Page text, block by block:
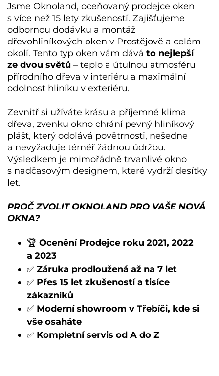
Jsme Oknoland, oceňovaný prodejce oken
s více než 15 lety zkušeností. Zajišťujeme
odbornou dodávku a montáž
dřevohliníkových oken v Prostějově a celém
okolí. Tento typ oken vám dává to nejlepší
ze dvou světů – teplo a útulnou atmosféru
přírodního dřeva v interiéru a maximální
odolnost hliníku v exteriéru.
Zevnitř si užíváte krásu a příjemné klima
dřeva, zvenku okno chrání pevný hliníkový
plášť, který odolává povětrnosti, nešedne
a nevyžaduje téměř žádnou údržbu.
Výsledkem je mimořádně trvanlivé okno
s nadčasovým designem, které vydrží desítky
let.
PROČ ZVOLIT OKNOLAND PRO VAŠE NOVÁ
OKNA?
🏆 Ocenění Prodejce roku 2021, 2022
a 2023
✅ Záruka prodloužená až na 7 let
✅ Přes 15 let zkušeností a tisíce
zákazníků
✅ Moderní showroom v Třebíči, kde si
vše osaháte
✅ Kompletní servis od A do Z